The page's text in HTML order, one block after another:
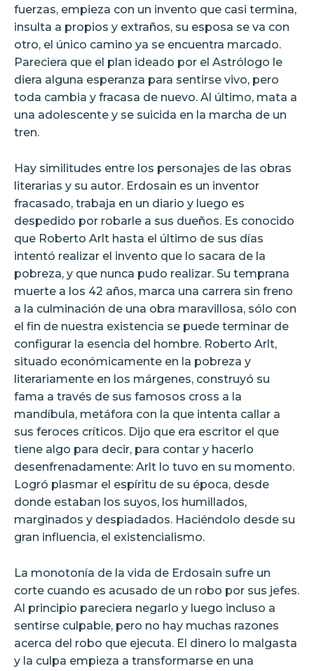
fuerzas, empieza con un invento que casi termina,
insulta a propios y extraños, su esposa se va con
otro, el único camino ya se encuentra marcado.
Pareciera que el plan ideado por el Astrólogo le
diera alguna esperanza para sentirse vivo, pero
toda cambia y fracasa de nuevo. Al último, mata a
una adolescente y se suicida en la marcha de un
tren.
Hay similitudes entre los personajes de las obras
literarias y su autor. Erdosain es un inventor
fracasado, trabaja en un diario y luego es
despedido por robarle a sus dueños. Es conocido
que Roberto Arlt hasta el último de sus días
intentó realizar el invento que lo sacara de la
pobreza, y que nunca pudo realizar. Su temprana
muerte a los 42 años, marca una carrera sin freno
a la culminación de una obra maravillosa, sólo con
el fin de nuestra existencia se puede terminar de
configurar la esencia del hombre. Roberto Arlt,
situado económicamente en la pobreza y
literariamente en los márgenes, construyó su
fama a través de sus famosos cross a la
mandíbula, metáfora con la que intenta callar a
sus feroces críticos. Dijo que era escritor el que
tiene algo para decir, para contar y hacerlo
desenfrenadamente: Arlt lo tuvo en su momento.
Logró plasmar el espíritu de su época, desde
donde estaban los suyos, los humillados,
marginados y despiadados. Haciéndolo desde su
gran influencia, el existencialismo.
La monotonía de la vida de Erdosain sufre un
corte cuando es acusado de un robo por sus jefes.
Al principio pareciera negarlo y luego incluso a
sentirse culpable, pero no hay muchas razones
acerca del robo que ejecuta. El dinero lo malgasta
y la culpa empieza a transformarse en una